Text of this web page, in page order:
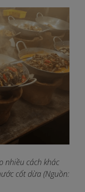
nhiều cách khác
cốt dừa (Nguồn: